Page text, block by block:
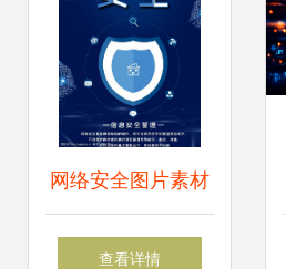
网络安全图片素材
与网络信息安全软
查看详情